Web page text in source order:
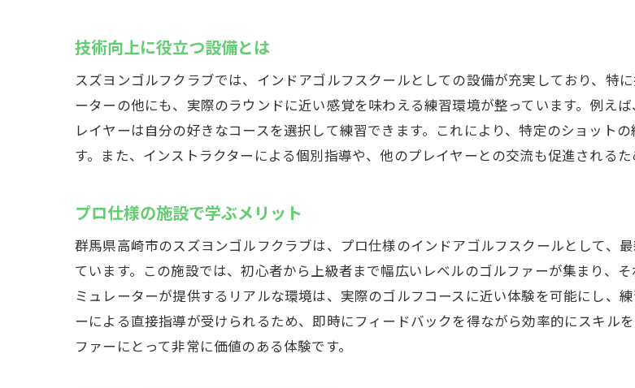
技術向上に役立つ設備とは
スズヨンゴルフクラブでは、インドアゴルフスクールとしての設備が充実しており、特
ーターの他にも、実際のラウンドに近い感覚を味わえる練習環境が整っています。例え
レイヤーは自分の好きなコースを選択して練習できます。これにより、特定のショット
す。また、インストラクターによる個別指導や、他のプレイヤーとの交流も促進される
プロ仕様の施設で学ぶメリット
群馬県高崎市のスズヨンゴルフクラブは、プロ仕様のインドアゴルフスクールとして、
ています。この施設では、初心者から上級者まで幅広いレベルのゴルファーが集まり、
ミュレーターが提供するリアルな環境は、実際のゴルフコースに近い体験を可能にし、
ーによる直接指導が受けられるため、即時にフィードバックを得ながら効率的にスキル
ファーにとって非常に価値のある体験です。